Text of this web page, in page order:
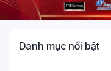
Danh mục nổi bật